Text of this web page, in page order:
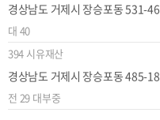
경상남도 거제시 장승포동 531-46
대 40
394 시유재산
경상남도 거제시 장승포동 485-18
전 29 대부중